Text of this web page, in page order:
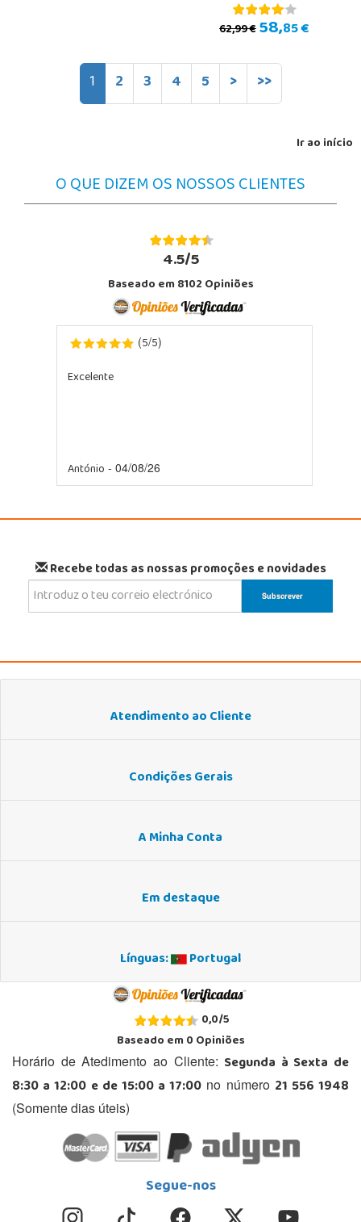
62,99 €58,85 €
1 2 3 4 5 > >>
Ir ao início
O QUE DIZEM OS NOSSOS CLIENTES
4.5/5
Baseado em 8102 Opiniões
(5/5)
Excelente
António - 04/08/26
Recebe todas as nossas promoções e novidades
Atendimento ao Cliente
Condições Gerais
A Minha Conta
Em destaque
Línguas: Portugal
0,0/5
Baseado em0Opiniões
Horário de Atedimento ao Cliente: Segunda à Sexta de
8:30 a 12:00 e de 15:00 a 17:00 no número 21 556 1948
(Somente dias úteis)
Segue-nos